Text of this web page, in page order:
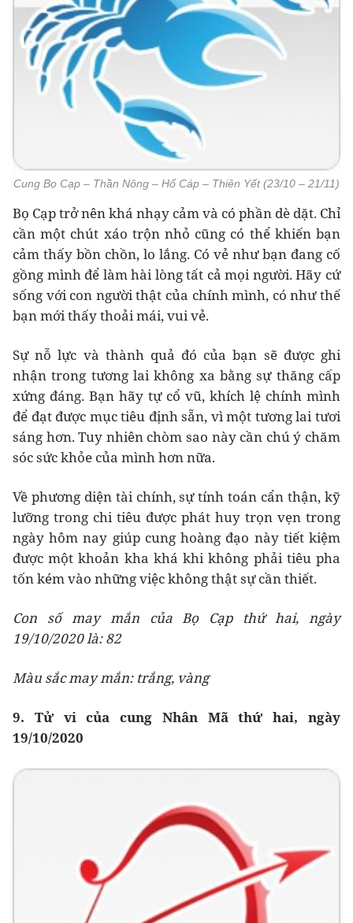
Cung Bọ Cạp – Thần Nông – Hổ Cáp – Thiên Yết (23/10 – 21/11)
Bọ Cạp trở nên khá nhạy cảm và có phần dè dặt. Chỉ
cần một chút xáo trộn nhỏ cũng có thể khiến bạn
cảm thấy bồn chồn, lo lắng. Có vẻ như bạn đang cố
gồng mình để làm hài lòng tất cả mọi người. Hãy cứ
sống với con người thật của chính mình, có như thế
bạn mới thấy thoải mái, vui vẻ.
Sự nỗ lực và thành quả đó của bạn sẽ được ghi
nhận trong tương lai không xa bằng sự thăng cấp
xứng đáng. Bạn hãy tự cổ vũ, khích lệ chính mình
để đạt được mục tiêu định sẵn, vì một tương lai tươi
sáng hơn. Tuy nhiên chòm sao này cần chú ý chăm
sóc sức khỏe của mình hơn nữa.
Về phương diện tài chính, sự tính toán cẩn thận, kỹ
lưỡng trong chi tiêu được phát huy trọn vẹn trong
ngày hôm nay giúp cung hoàng đạo này tiết kiệm
được một khoản kha khá khi không phải tiêu pha
tốn kém vào những việc không thật sự cần thiết.
Con số may mắn của Bọ Cạp thứ hai, ngày
19/10/2020 là: 82
Màu sắc may mắn: trắng, vàng
9. Tử vi của cung Nhân Mã thứ hai, ngày
19/10/2020